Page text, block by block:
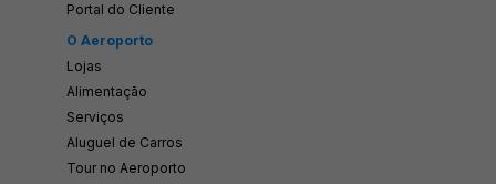
Nossa MarcaPortal do Cliente
O Aeroporto
Lojas
Alimentação
Serviços
Aluguel de Carros
Tour no Aeroporto